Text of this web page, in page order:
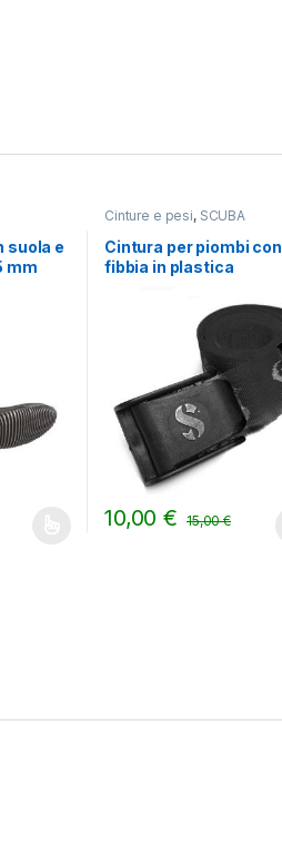
suola e
mm
Cinture e pesi, SCUBA
Cintura per piombi con
fibbia in plastica
10,00€ 15,00€